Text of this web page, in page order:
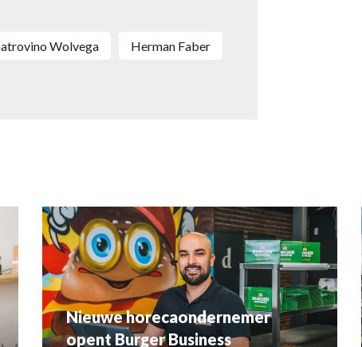
Gatrovino Wolvega Herman Faber
Nieuwe horecaondernemer
opent Burger Business